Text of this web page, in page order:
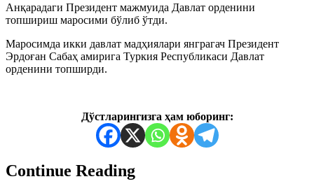
Анқарадаги Президент мажмуида Давлат орденини
топшириш маросими бўлиб ўтди.
Маросимда икки давлат мадҳиялари янграгач Президент
Эрдоған Сабаҳ амирига Туркия Республикаси Давлат
орденини топширди.
Дўстларингизга ҳам юборинг:
Continue Reading